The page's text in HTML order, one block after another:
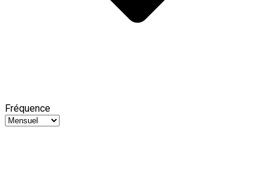
Fréquence